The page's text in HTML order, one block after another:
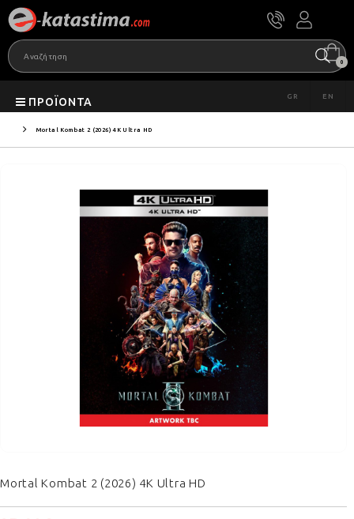
0
ΠΡΟΪΌΝΤΑ GR EN
Mortal Kombat 2 (2026) 4K Ultra HD
Mortal Kombat 2 (2026) 4K Ultra HD